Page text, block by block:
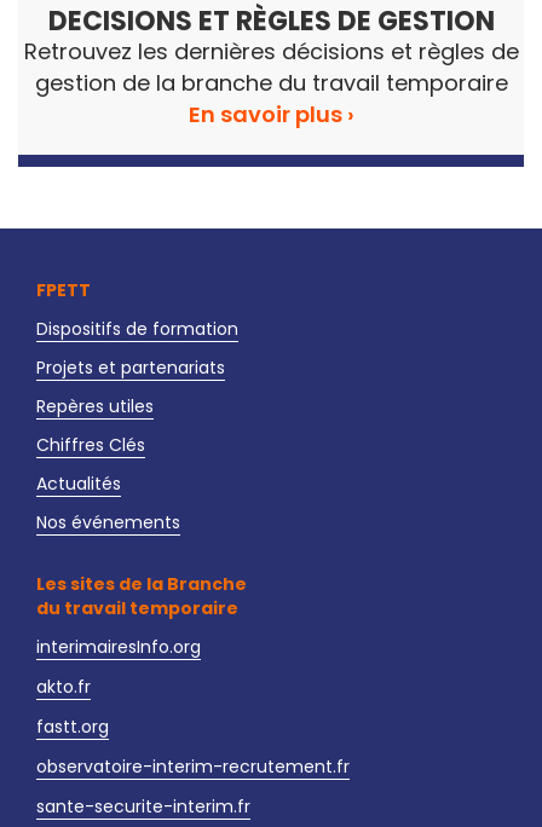
DECISIONS ET RÈGLES DE GESTION
Retrouvez les dernières décisions et règles de
gestion de la branche du travail temporaire
En savoir plus ›
FPETT
Dispositifs de formation
Projets et partenariats
Repères utiles
Chiffres Clés
Actualités
Nos événements
Les sites de la Branche
du travail temporaire
interimairesInfo.org
akto.fr
fastt.org
observatoire-interim-recrutement.fr
sante-securite-interim.fr